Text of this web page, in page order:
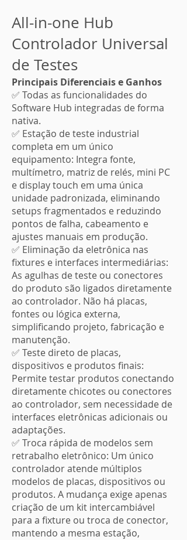
All-in-one Hub
Controlador Universal
de Testes
Principais Diferenciais e Ganhos
✅ Todas as funcionalidades do
Software Hub integradas de forma
nativa.
✅ Estação de teste industrial
completa em um único
equipamento: Integra fonte,
multímetro, matriz de relés, mini PC
e display touch em uma única
unidade padronizada, eliminando
setups fragmentados e reduzindo
pontos de falha, cabeamento e
ajustes manuais em produção.
✅ Eliminação da eletrônica nas
fixtures e interfaces intermediárias:
As agulhas de teste ou conectores
do produto são ligados diretamente
ao controlador. Não há placas,
fontes ou lógica externa,
simplificando projeto, fabricação e
manutenção.
✅ Teste direto de placas,
dispositivos e produtos finais:
Permite testar produtos conectando
diretamente chicotes ou conectores
ao controlador, sem necessidade de
interfaces eletrônicas adicionais ou
adaptações.
✅ Troca rápida de modelos sem
retrabalho eletrônico: Um único
controlador atende múltiplos
modelos de placas, dispositivos ou
produtos. A mudança exige apenas
criação de um kit intercambiável
para a fixture ou troca de conector,
mantendo a mesma estação,